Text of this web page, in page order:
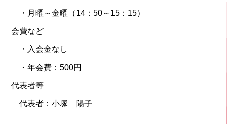
・月曜～金曜（14：50～15：15）
会費など
・入会金なし
・年会費：500円
代表者等
代表者：小塚 陽子